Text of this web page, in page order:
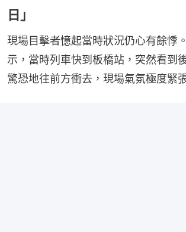
日」
現場目擊者憶起當時狀況仍心有餘悸
示，當時列車快到板橋站，突然看到
驚恐地往前方衝去，現場氣氛極度緊